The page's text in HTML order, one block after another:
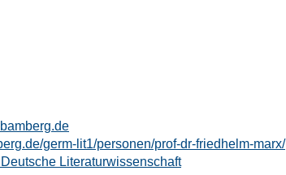
germ-lit1/personen/prof-dr-friedhelm-marx/
Literaturwissenschaft